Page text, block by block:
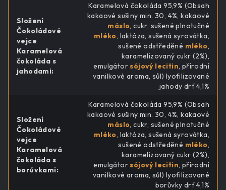
Složení
Čokoládové
vejce
Karamelová
čokoláda s
jahodami:
Karamelová čokoláda 95,9% (Obsah
kakaové sušiny min. 30, 4%, kakaové
máslo, cukr, sušené plnotučné
mléko, laktóza, sušená syrovátka,
sušené odstředěné mléko,
karamelizovaný cukr (2%),
emulgátorsójový lecitin, přírodní
vanilkové aroma, sůl) lyofilizované
jahody drť 4,1%
Složení
Čokoládové
vejce
Karamelová
čokoláda s
borůvkami:
Karamelová čokoláda 95,9% (Obsah
kakaové sušiny min. 30, 4%, kakaové
máslo, cukr, sušené plnotučné
mléko, laktóza, sušená syrovátka,
sušené odstředěné mléko,
karamelizovaný cukr (2%),
emulgátorsójový lecitin, přírodní
vanilkové aroma, sůl) lyofilizované
borůvky drť 4,1%